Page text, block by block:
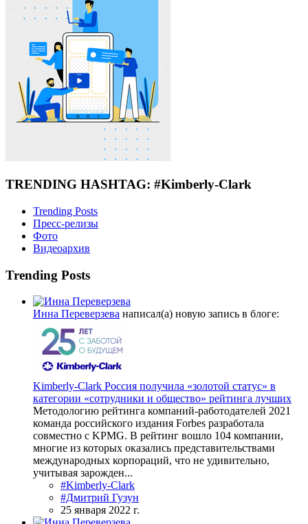
TRENDING HASHTAG: #Kimberly-Clark
Trending Posts
Пресс-релизы
Фото
Видеоархив
Trending Posts
Инна Переверзева написал(а) новую запись в блоге:
Kimberly-Clark Россия получила «золотой статус» в
категории «сотрудники и общество» рейтинга лучших
Методологию рейтинга компаний-работодателей 2021
команда российского издания Forbes разработала
совместно с KPMG. В рейтинг вошло 104 компании,
многие из которых оказались представительствами
международных корпораций, что не удивительно,
учитывая зарожден...
#Kimberly-Clark
#Дмитрий Гузун
25 января 2022 г.